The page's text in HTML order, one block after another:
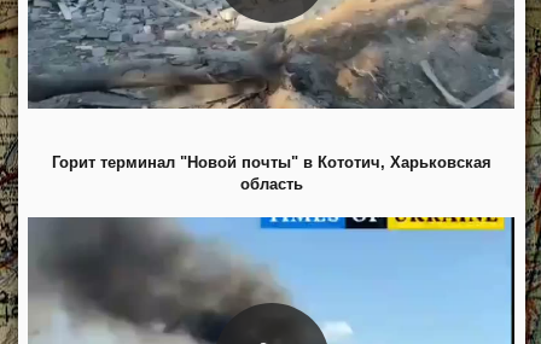
Горит терминал "Новой почты" в Кототич, Харьковская
область